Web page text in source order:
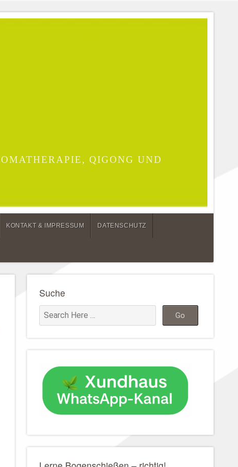
QIGONG UND
KONTAKT & IMPRESSUM DATENSCHUTZ
Suche